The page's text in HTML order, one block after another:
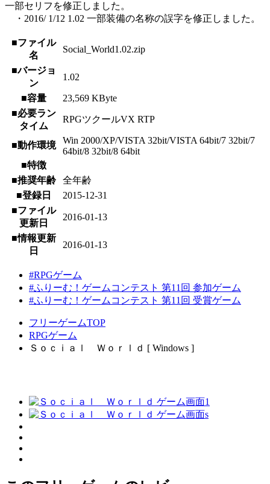
一部セリフを修正しました。
・2016/ 1/12 1.02 一部装備の名称の誤字を修正しました。
■ファイル
名
Social_World1.02.zip
■バージョ
ン
1.02
■容量
23,569 KByte
■必要ラン
タイム
RPGツクールVX RTP
■動作環境
Win 2000/XP/VISTA 32bit/VISTA 64bit/7 32bit/7
64bit/8 32bit/8 64bit
■特徴
■推奨年齢
全年齢
■登録日
2015-12-31
■ファイル
更新日
2016-01-13
■情報更新
日
2016-01-13
#RPGゲーム
#ふりーむ！ゲームコンテスト 第11回 参加ゲーム
#ふりーむ！ゲームコンテスト 第11回 受賞ゲーム
フリーゲームTOP
RPGゲーム
Ｓｏｃｉａｌ Ｗｏｒｌｄ [ Windows ]